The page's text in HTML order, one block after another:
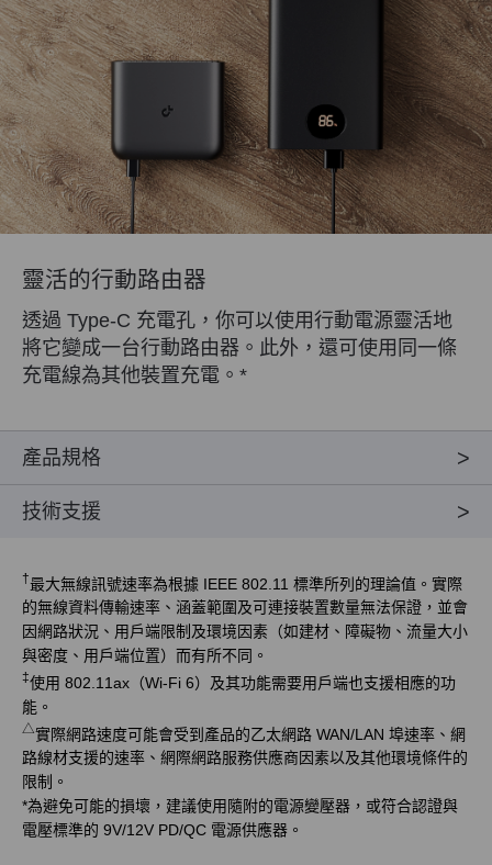
靈活的行動路由器
透過 Type-C 充電孔，你可以使用行動電源靈活地
將它變成一台行動路由器。此外，還可使用同一條
充電線為其他裝置充電。 *
產品規格
技術支援
†最大無線訊號速率為根據 IEEE 802.11 標準所列的理論值。實際
的無線資料傳輸速率、涵蓋範圍及可連接裝置數量無法保證，並會
因網路狀況、用戶端限制及環境因素（如建材、障礙物、流量大小
與密度、用戶端位置）而有所不同。
‡使用 802.11ax（Wi-Fi 6）及其功能需要用戶端也支援相應的功
能。
△實際網路速度可能會受到產品的乙太網路 WAN/LAN 埠速率、網
路線材支援的速率、網際網路服務供應商因素以及其他環境條件的
限制。
*為避免可能的損壞，建議使用隨附的電源變壓器，或符合認證與
電壓標準的 9V/12V PD/QC 電源供應器。